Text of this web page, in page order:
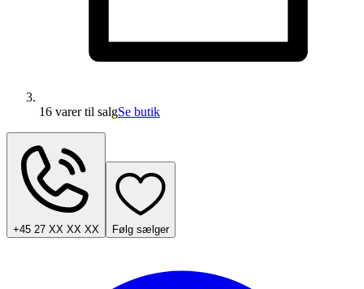
16 varertil salgSe butik
+45 27 XX XX XX Følg sælger